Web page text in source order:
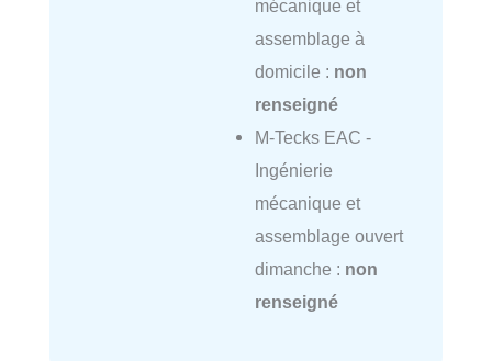
mécanique et
assemblage à
domicile : non
renseigné
M-Tecks EAC -
Ingénierie
mécanique et
assemblage ouvert
dimanche : non
renseigné